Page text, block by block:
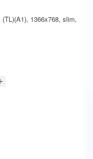
1366x768, slim,